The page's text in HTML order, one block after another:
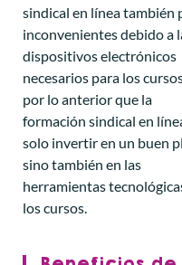
sindical en línea también
inconvenientes debido a
dispositivos electrónicos
necesarios para los
por lo anterior que la
formación sindical en
solo invertir en un buen
sino también en las
herramientas
los cursos.